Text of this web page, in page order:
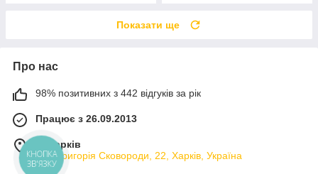
Показати ще
Про нас
98% позитивних з 442 відгуків за рік
Працює з 26.09.2013
м. Харків
вул. Григорія Сковороди, 22, Харків, Україна
КНОПКА
ЗВ'ЯЗКУ